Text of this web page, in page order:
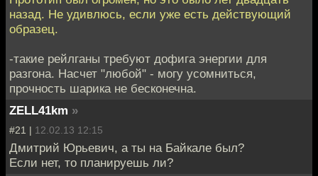
назад. Не удивлюсь, если уже есть действующий
образец.
-такие рейлганы требуют дофига энергии для
разгона. Насчет "любой" - могу усомниться,
прочность шарика не бесконечна.
ZELL41km »
#21 | 12.02.13 12:15
Дмитрий Юрьевич, а ты на Байкале был?
Если нет, то планируешь ли?